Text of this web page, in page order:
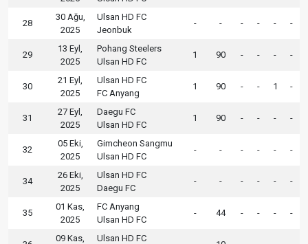
28
30 Ağu,
2025
Ulsan HD FC
Jeonbuk
- - - - - -
29
13 Eyl,
2025
Pohang Steelers
Ulsan HD FC
1 90 - - - -
30
21 Eyl,
2025
Ulsan HD FC
FC Anyang
1 90 - - 1 -
31
27 Eyl,
2025
Daegu FC
Ulsan HD FC
1 90 - - - -
32
05 Eki,
2025
Gimcheon Sangmu
Ulsan HD FC
- - - - - -
34
26 Eki,
2025
Ulsan HD FC
Daegu FC
- - - - - -
35
01 Kas,
2025
FC Anyang
Ulsan HD FC
- 44 - - - -
09 Kas,
Ulsan HD FC